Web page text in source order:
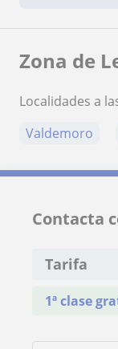
Zona de
Localidades a
Valdemoro
Contacta
Tarifa
1ª clase